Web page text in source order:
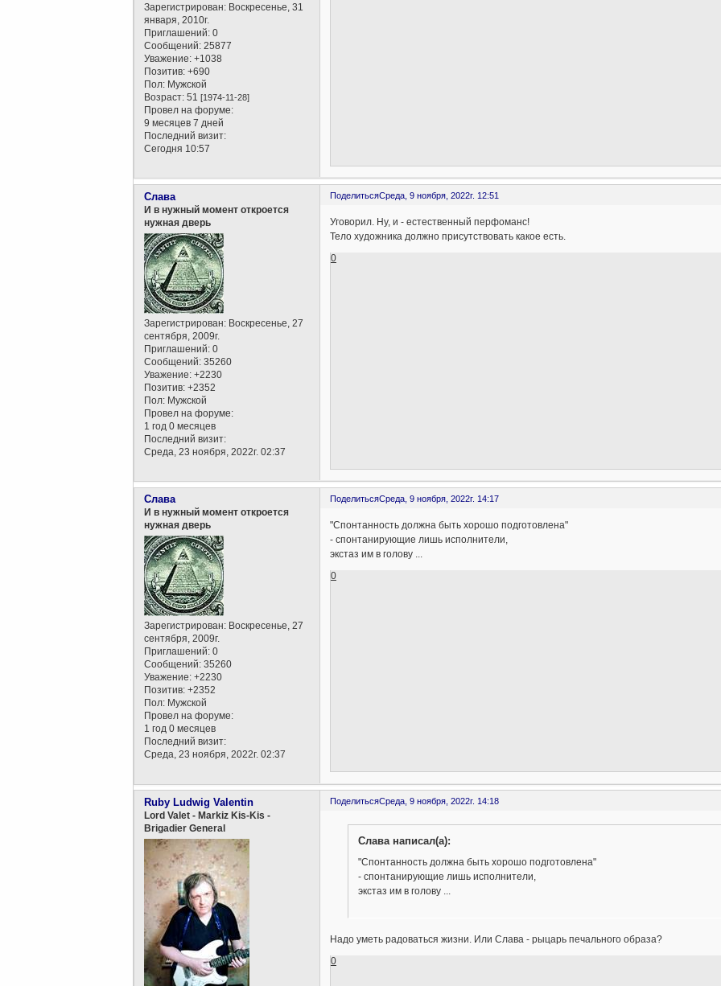
Зарегистрирован: Воскресенье, 31
января, 2010г.
Приглашений: 0
Сообщений: 25877
Уважение: +1038
Позитив: +690
Пол: Мужской
Возраст: 51[1974-11-28]
Провел на форуме:
9 месяцев 7 дней
Последний визит:
Сегодня 10:57
ПоделитьсяСреда, 9 ноября, 2022г. 12:51
Слава
И в нужный момент откроется
нужная дверь
Зарегистрирован: Воскресенье, 27
сентября, 2009г.
Приглашений: 0
Сообщений: 35260
Уважение: +2230
Позитив: +2352
Пол: Мужской
Провел на форуме:
1 год 0 месяцев
Последний визит:
Среда, 23 ноября, 2022г. 02:37
Уговорил. Ну, и - естественный перфоманс!
Тело художника должно присутствовать какое есть.
0
ПоделитьсяСреда, 9 ноября, 2022г. 14:17
Слава
И в нужный момент откроется
нужная дверь
Зарегистрирован: Воскресенье, 27
сентября, 2009г.
Приглашений: 0
Сообщений: 35260
Уважение: +2230
Позитив: +2352
Пол: Мужской
Провел на форуме:
1 год 0 месяцев
Последний визит:
Среда, 23 ноября, 2022г. 02:37
"Спонтанность должна быть хорошо подготовлена"
- спонтанирующие лишь исполнители,
экстаз им в голову ...
0
ПоделитьсяСреда, 9 ноября, 2022г. 14:18
Ruby Ludwig Valentin
Lord Valet - Markiz Kis-Kis -
Brigadier General
Слава написал(а):
"Спонтанность должна быть хорошо подготовлена"
- спонтанирующие лишь исполнители,
экстаз им в голову ...
Надо уметь радоваться жизни. Или Слава - рыцарь печального образа?
0